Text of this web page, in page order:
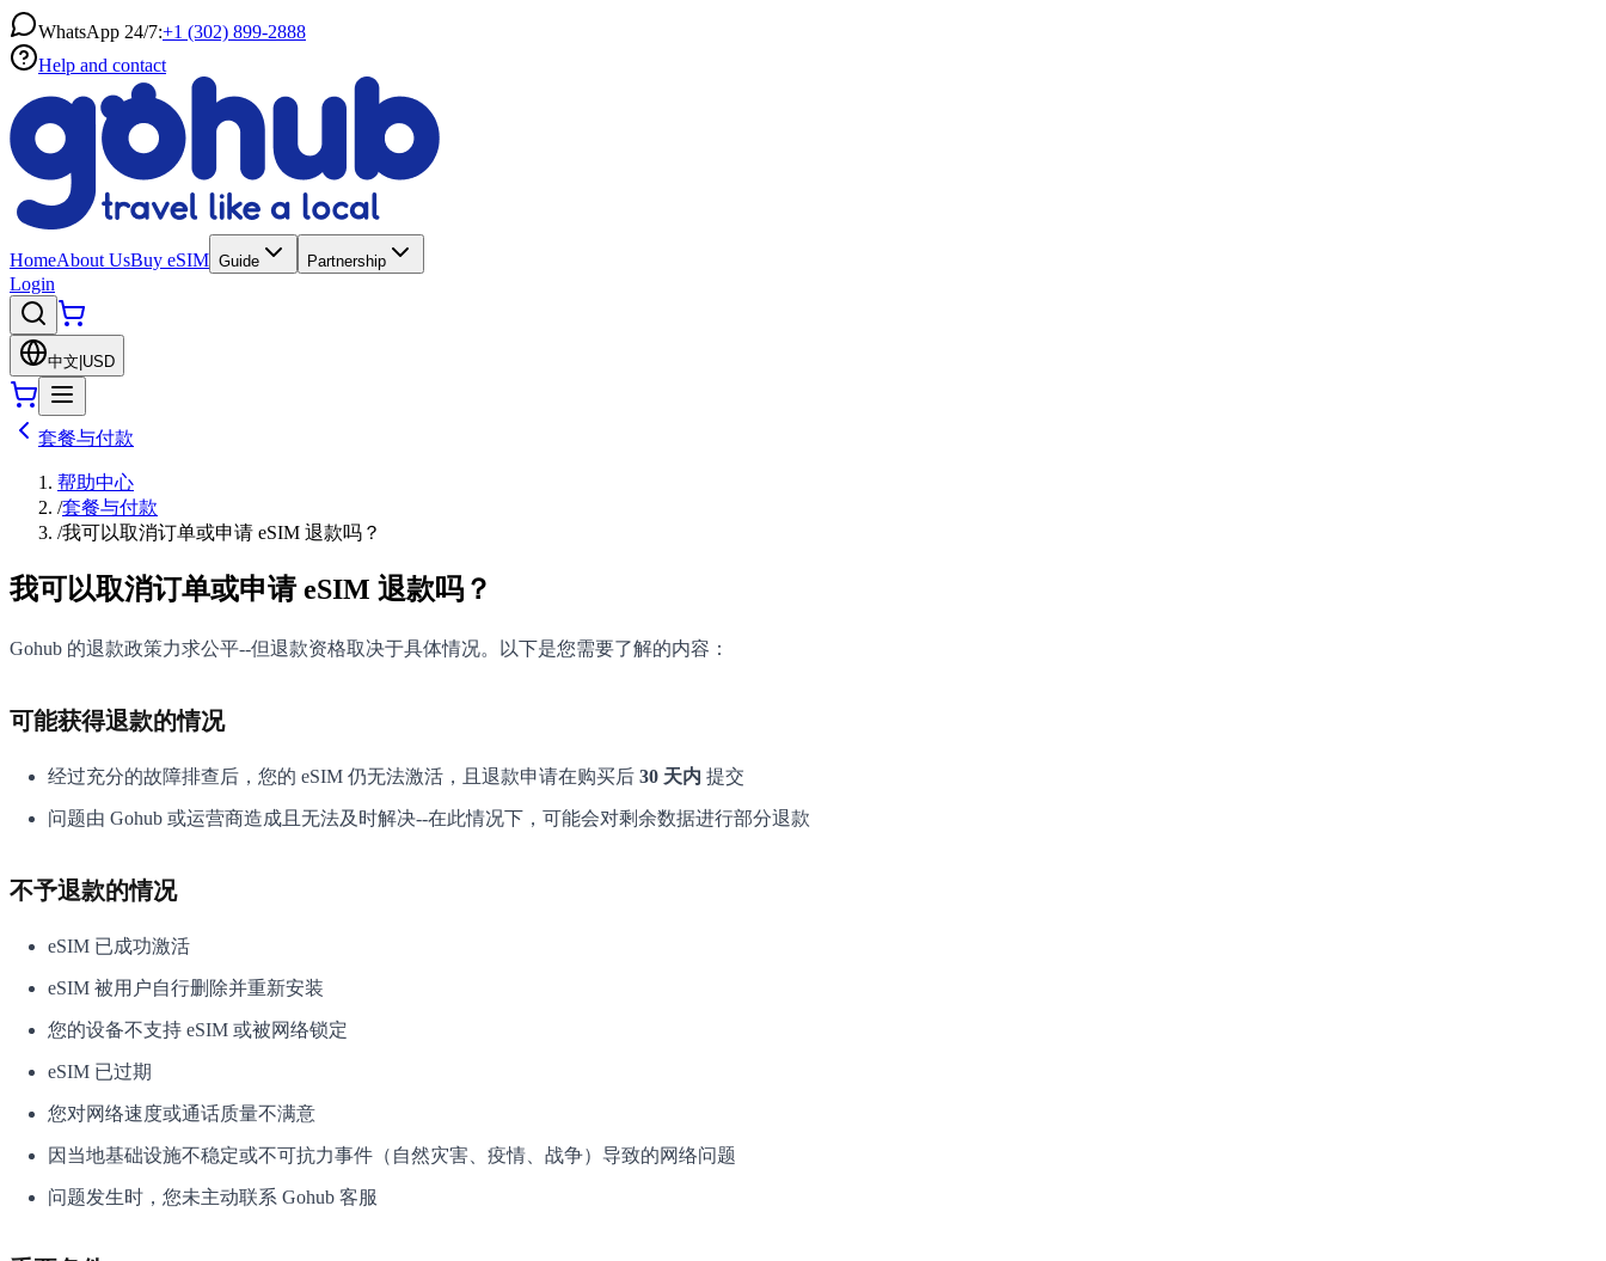
WhatsApp 24/7:+1 (302) 899-2888
Help and contact
HomeAbout UsBuy eSIM Guide Partnership
Login
中文 USD
套餐与付款
帮助中心
/套餐与付款
/我可以取消订单或申请 eSIM 退款吗？
我可以取消订单或申请 eSIM 退款吗？
Gohub 的退款政策力求公平--但退款资格取决于具体情况。以下是您需要了解的内容：
可能获得退款的情况
经过充分的故障排查后，您的 eSIM 仍无法激活，且退款申请在购买后 30 天内 提交
问题由 Gohub 或运营商造成且无法及时解决--在此情况下，可能会对剩余数据进行部分退款
不予退款的情况
eSIM 已成功激活
eSIM 被用户自行删除并重新安装
您的设备不支持 eSIM 或被网络锁定
eSIM 已过期
您对网络速度或通话质量不满意
因当地基础设施不稳定或不可抗力事件（自然灾害、疫情、战争）导致的网络问题
问题发生时，您未主动联系 Gohub 客服